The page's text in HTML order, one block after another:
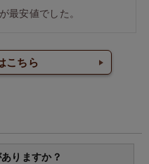
最安値でした。
こちら
りますか？